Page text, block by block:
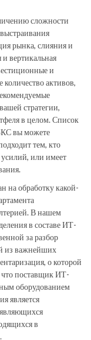
сложности
рынка, слияния и
вертикальная
и
активов,
стратегии,
в целом. Список
вы можете
тем, кто
или имеет
на обработку какой-
В нашем
в составе ИТ-
за разбор
из важнейших
о которой
что поставщик ИТ-
оборудованием
является
в